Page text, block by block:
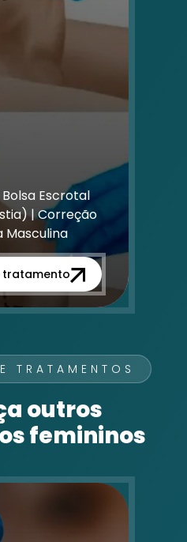
Escrotal
| Correção
Masculina
tratamento
TRATAMENTOS
outros
femininos